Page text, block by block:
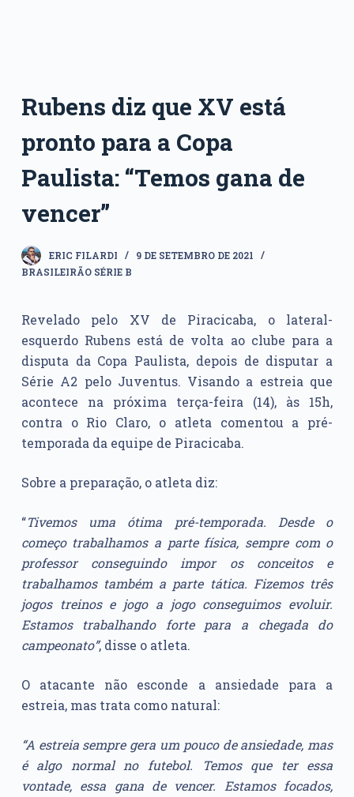
Rubens diz que XV está
pronto para a Copa
Paulista: “Temos gana de
vencer”
ERIC FILARDI
9 DE SETEMBRO DE 2021
BRASILEIRÃO SÉRIE B
Revelado pelo XV de Piracicaba, o lateral-
esquerdo Rubens está de volta ao clube para a
disputa da Copa Paulista, depois de disputar a
Série A2 pelo Juventus. Visando a estreia que
acontece na próxima terça-feira (14), às 15h,
contra o Rio Claro, o atleta comentou a pré-
temporada da equipe de Piracicaba.
Sobre a preparação, o atleta diz:
“Tivemos uma ótima pré-temporada. Desde o
começo trabalhamos a parte física, sempre com o
professor conseguindo impor os conceitos e
trabalhamos também a parte tática. Fizemos três
jogos treinos e jogo a jogo conseguimos evoluir.
Estamos trabalhando forte para a chegada do
campeonato”, disse o atleta.
O atacante não esconde a ansiedade para a
estreia, mas trata como natural:
“A estreia sempre gera um pouco de ansiedade, mas
é algo normal no futebol. Temos que ter essa
vontade, essa gana de vencer. Estamos focados,